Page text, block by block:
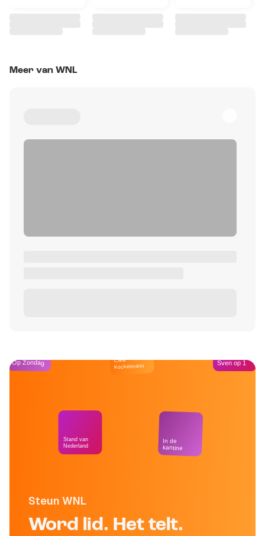
Meer van WNL
Steun WNL
Word lid. Het telt.
Op Zondag
Stand van
Nederland
Café
Kockelmann
In de
kantine
Sven op 1